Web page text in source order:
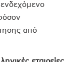
ενδεχόμενο
από